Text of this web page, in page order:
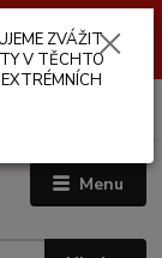
DOSAHOVAT
Menu
ZVÁŽIT
V TĚCHTO